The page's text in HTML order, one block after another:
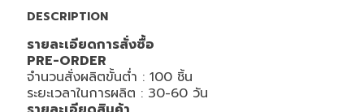
DESCRIPTION
รายละเอียดการสั่งซื้อ
PRE-ORDER
จำนวนสั่งผลิตขั้นต่ำ : 100 ชิ้น
ระยะเวลาในการผลิต : 30-60 วัน